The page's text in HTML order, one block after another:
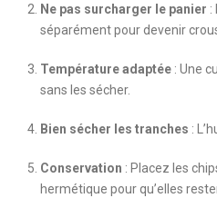
Ne pas surcharger le panier :
séparément pour devenir
Température adaptée: Une
sans les sécher.
Bien sécher les tranches :
Conservation : Placez les
hermétique pour qu’elles